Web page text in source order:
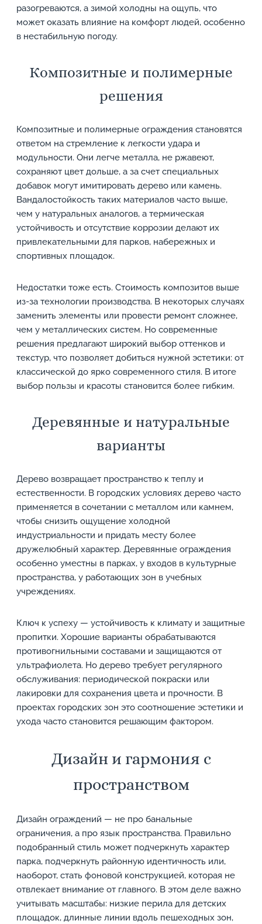
разогреваются, а зимой холодны на ощупь, что
может оказать влияние на комфорт людей, особенно
в нестабильную погоду.
Композитные и полимерные
решения
Композитные и полимерные ограждения становятся
ответом на стремление к легкости удара и
модульности. Они легче металла, не ржавеют,
сохраняют цвет дольше, а за счет специальных
добавок могут имитировать дерево или камень.
Вандалостойкость таких материалов часто выше,
чем у натуральных аналогов, а термическая
устойчивость и отсутствие коррозии делают их
привлекательными для парков, набережных и
спортивных площадок.
Недостатки тоже есть. Стоимость композитов выше
из-за технологии производства. В некоторых случаях
заменить элементы или провести ремонт сложнее,
чем у металлических систем. Но современные
решения предлагают широкий выбор оттенков и
текстур, что позволяет добиться нужной эстетики: от
классической до ярко современного стиля. В итоге
выбор пользы и красоты становится более гибким.
Деревянные и натуральные
варианты
Дерево возвращает пространство к теплу и
естественности. В городских условиях дерево часто
применяется в сочетании с металлом или камнем,
чтобы снизить ощущение холодной
индустриальности и придать месту более
дружелюбный характер. Деревянные ограждения
особенно уместны в парках, у входов в культурные
пространства, у работающих зон в учебных
учреждениях.
Ключ к успеху — устойчивость к климату и защитные
пропитки. Хорошие варианты обрабатываются
противогнильными составами и защищаются от
ультрафиолета. Но дерево требует регулярного
обслуживания: периодической покраски или
лакировки для сохранения цвета и прочности. В
проектах городских зон это соотношение эстетики и
ухода часто становится решающим фактором.
Дизайн и гармония с
пространством
Дизайн ограждений — не про банальные
ограничения, а про язык пространства. Правильно
подобранный стиль может подчеркнуть характер
парка, подчеркнуть районную идентичность или,
наоборот, стать фоновой конструкцией, которая не
отвлекает внимание от главного. В этом деле важно
учитывать масштабы: низкие перила для детских
площадок, длинные линии вдоль пешеходных зон,